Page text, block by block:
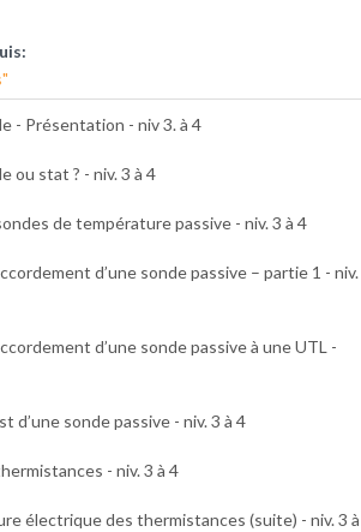
- Présentation - niv 3. à 4
ou stat ? - niv. 3 à 4
de température passive - niv. 3 à 4
d’une sonde passive – partie 1 - niv.
d’une sonde passive à une UTL -
d’une sonde passive - niv. 3 à 4
- niv. 3 à 4
électrique des thermistances (suite) - niv. 3 à